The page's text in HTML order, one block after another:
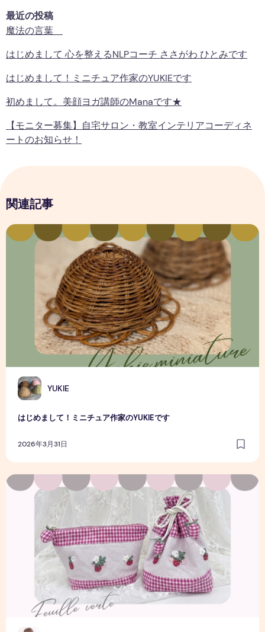
最近の投稿
魔法の言葉
はじめまして 心を整えるNLPコーチ ささがわ ひとみです
はじめまして！ミニチュア作家のYUKIEです
初めまして。美顔ヨガ講師のmanaです★
【モニター募集】自宅サロン・教室インテリアコーディネ
ートのお知らせ！
関連記事
Y YUKIE
はじめまして！ミニチュア作家のYUKIEです
2026年3月31日
はじめまして！ミニチュア作家のYUKIEです
最初はできなくて当たり前。刺繍初心者さんの成長を見守る